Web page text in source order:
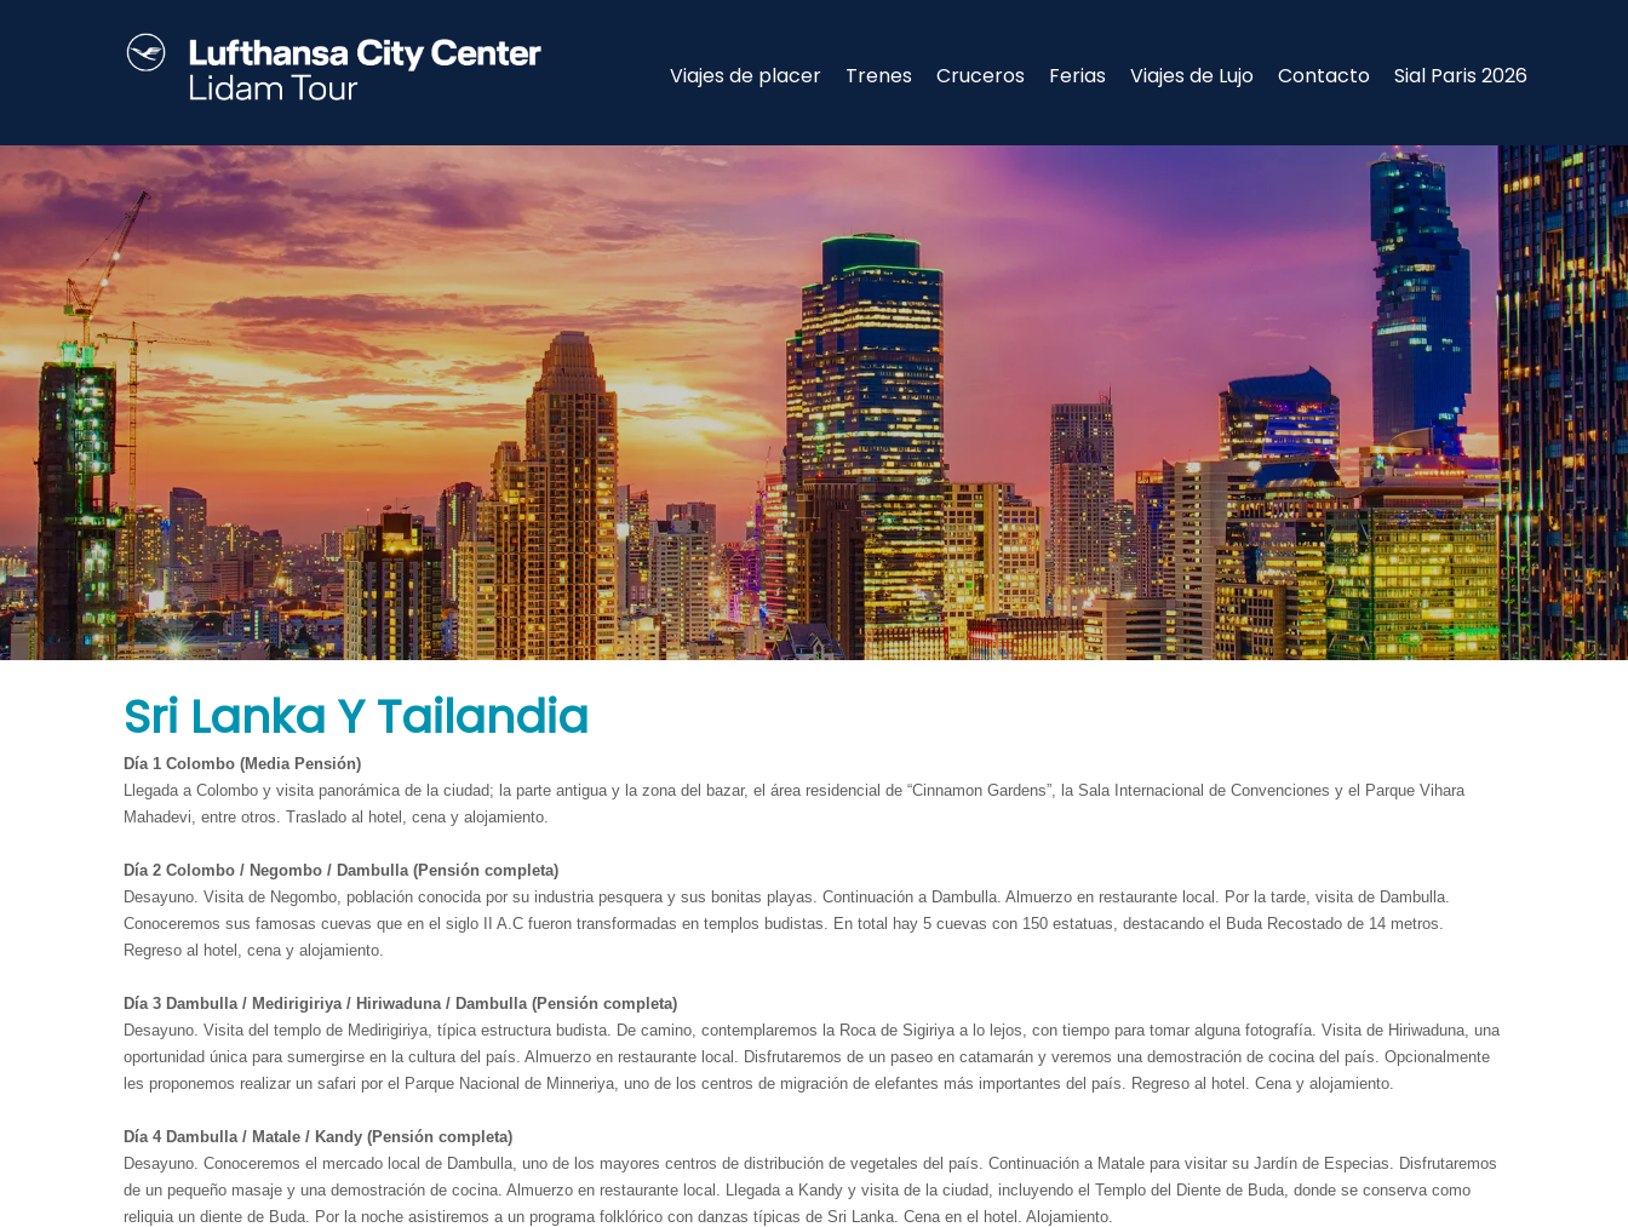
Viajes de placer Trenes Cruceros Ferias Viajes de Lujo Contacto Sial Paris 2026
Tours
Agregue las principales ventajas de su negocio que lo hacen único y el mejor. Agregue texto por qué los clientes tienen que elegir sus productos o servicios y qué beneficios obtendrán después de
comprar el producto. Escribe tu propio texto, ajústalo y presiona Listo.
Día 1 Colombo (Media Pensión)
Llegada a Colombo y visita panorámica de la ciudad; la parte antigua y la zona del bazar, el área residencial de “Cinnamon Gardens”, la Sala Internacional de Convenciones y el Parque Vihara
Mahadevi, entre otros. Traslado al hotel, cena y alojamiento.
Día 2 Colombo / Negombo / Dambulla (Pensión completa)
Desayuno. Visita de Negombo, población conocida por su industria pesquera y sus bonitas playas. Continuación a Dambulla. Almuerzo en restaurante local. Por la tarde, visita de Dambulla.
Conoceremos sus famosas cuevas que en el siglo II A.C fueron transformadas en templos budistas. En total hay 5 cuevas con 150 estatuas, destacando el Buda Recostado de 14 metros.
Regreso al hotel, cena y alojamiento.
Día 3 Dambulla / Medirigiriya / Hiriwaduna / Dambulla (Pensión completa)
Desayuno. Visita del templo de Medirigiriya, típica estructura budista. De camino, contemplaremos la Roca de Sigiriya a lo lejos, con tiempo para tomar alguna fotografía. Visita de Hiriwaduna, una
oportunidad única para sumergirse en la cultura del país. Almuerzo en restaurante local. Disfrutaremos de un paseo en catamarán y veremos una demostración de cocina del país. Opcionalmente
les proponemos realizar un safari por el Parque Nacional de Minneriya, uno de los centros de migración de elefantes más importantes del país. Regreso al hotel. Cena y alojamiento.
Día 4 Dambulla / Matale / Kandy (Pensión completa)
Desayuno. Conoceremos el mercado local de Dambulla, uno de los mayores centros de distribución de vegetales del país. Continuación a Matale para visitar su Jardín de Especias. Disfrutaremos
de un pequeño masaje y una demostración de cocina. Almuerzo en restaurante local. Llegada a Kandy y visita de la ciudad, incluyendo el Templo del Diente de Buda, donde se conserva como
reliquia un diente de Buda. Por la noche asistiremos a un programa folklórico con danzas típicas de Sri Lanka. Cena en el hotel. Alojamiento.
Sri Lanka Y Tailandia